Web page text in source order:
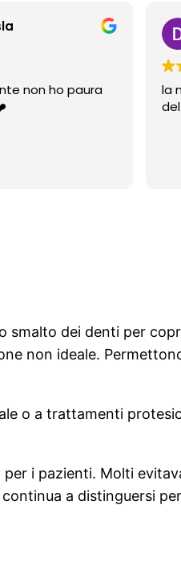
non ho paura
la
smalto dei denti per
non ideale.
o a trattamenti
i pazienti. Molti
a distinguersi